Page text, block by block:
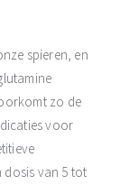
spieren, en
zo de
voor
van 5 tot